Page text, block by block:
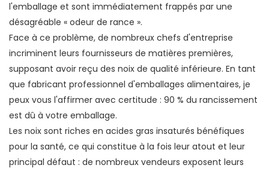
l'emballage et sont immédiatement frappés par une
désagréable « odeur de rance ».
Face à ce problème, de nombreux chefs d'entreprise
incriminent leurs fournisseurs de matières premières,
supposant avoir reçu des noix de qualité inférieure. En tant
que fabricant professionnel d'emballages alimentaires, je
peux vous l'affirmer avec certitude : 90 % du rancissement
est dû à votre emballage.
Les noix sont riches en acides gras insaturés bénéfiques
pour la santé, ce qui constitue à la fois leur atout et leur
principal défaut : de nombreux vendeurs exposent leurs